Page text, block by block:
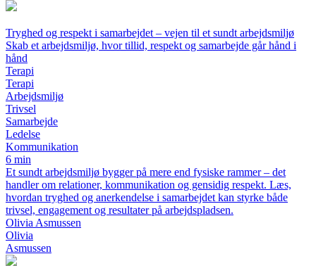
Tryghed og respekt i samarbejdet – vejen til et sundt arbejdsmiljø
Skab et arbejdsmiljø, hvor tillid, respekt og samarbejde går hånd i
hånd
Terapi
Terapi
Arbejdsmiljø
Trivsel
Samarbejde
Ledelse
Kommunikation
6 min
Et sundt arbejdsmiljø bygger på mere end fysiske rammer – det
handler om relationer, kommunikation og gensidig respekt. Læs,
hvordan tryghed og anerkendelse i samarbejdet kan styrke både
trivsel, engagement og resultater på arbejdspladsen.
Olivia Asmussen
Olivia
Asmussen